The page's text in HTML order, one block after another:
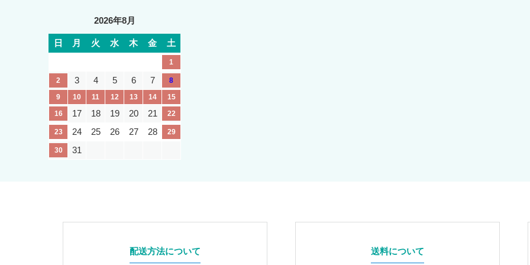
2026年8月
日 月 火 水 木 金 土
1
2 3 4 5 6 7
8
9
10 11 12 13 14
15
16
17 18 19 20 21 22
23 24 25 26 27 28 29
30 31
配送方法について 送料について